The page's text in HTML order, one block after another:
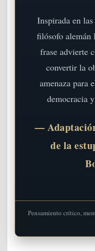
Inspirada en
filósofo alemán
frase advierte
convertir la
amenaza para
democracia
—
de la
Pensamiento crítico,